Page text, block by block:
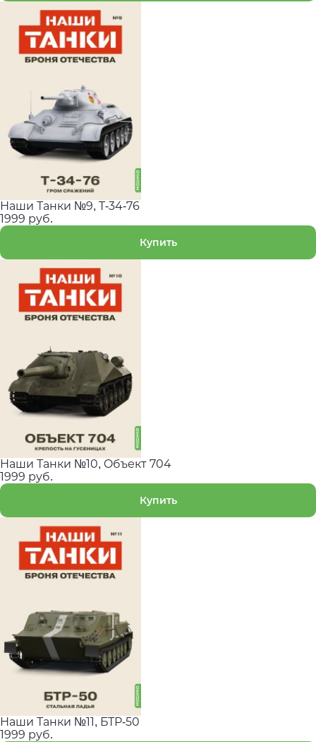
Наши Танки №9, T-34-76
1999 руб.
Купить
Наши Танки №10, Oбъект 704
1999 руб.
Купить
Наши Танки №11, БТР-50
1999 руб.